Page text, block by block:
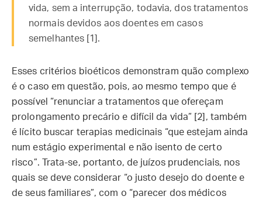
vida, sem a interrupção, todavia, dos tratamentos
normais devidos aos doentes em casos
semelhantes [1].
Esses critérios bioéticos demonstram quão complexo
é o caso em questão, pois, ao mesmo tempo que é
possível “renunciar a tratamentos que ofereçam
prolongamento precário e difícil da vida” [2], também
é lícito buscar terapias medicinais “que estejam ainda
num estágio experimental e não isento de certo
risco”. Trata-se, portanto, de juízos prudenciais, nos
quais se deve considerar “o justo desejo do doente e
de seus familiares”, com o “parecer dos médicos